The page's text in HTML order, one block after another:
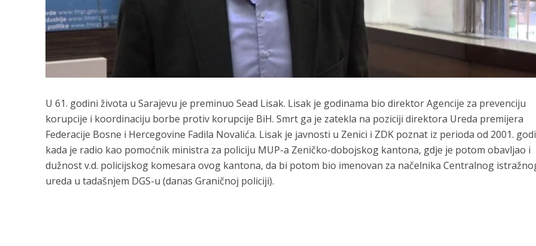
U 61. godini života u Sarajevu je preminuo Sead Lisak. Lisak je godinama bio direktor Agencije za prevenciju
korupcije i koordinaciju borbe protiv korupcije BiH. Smrt ga je zatekla na poziciji direktora Ureda premijera
Federacije Bosne i Hercegovine Fadila Novalića. Lisak je javnosti u Zenici i ZDK poznat iz perioda od 2001.
kada je radio kao pomoćnik ministra za policiju MUP-a Zeničko-dobojskog kantona, gdje je potom obavljao i
dužnost v.d. policijskog komesara ovog kantona, da bi potom bio imenovan za načelnika Centralnog
ureda u tadašnjem DGS-u (danas Graničnoj policiji).